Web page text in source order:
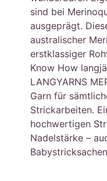
sind bei
ausgeprägt.
australischer
erstklassiger
Know How
LANGYARNS
Garn für
Strickarbeiten.
hochwertigen
Nadelstärke –